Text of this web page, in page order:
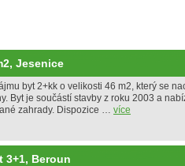
Jesenice
byt 2+kk o velikosti 46 m2, který se
Byt je součástí stavby z roku 2003 a
zahrady. Dispozice … více
3+1, Beroun